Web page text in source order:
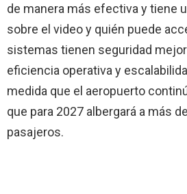
de manera más efectiva y tiene
sobre el video y quién puede
sistemas tienen seguridad
eficiencia operativa y
medida que el aeropuerto
que para 2027 albergará a más
pasajeros.